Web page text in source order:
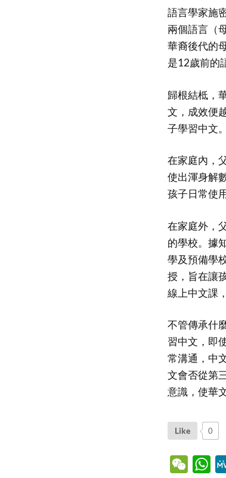
語言學家施
兩個語言（
華裔後代的
是12歲前的
歸根結柢，
文，成效便
子學習中文。
在家庭內，
使出渾身解
孩子日常使
在家庭外，
的學校。據
學及預備學
授，旨在讓
線上中文課
不管傳承什
習中文，即
常溝通，中
文會否從第
意識，使華
Like 0
WeChat